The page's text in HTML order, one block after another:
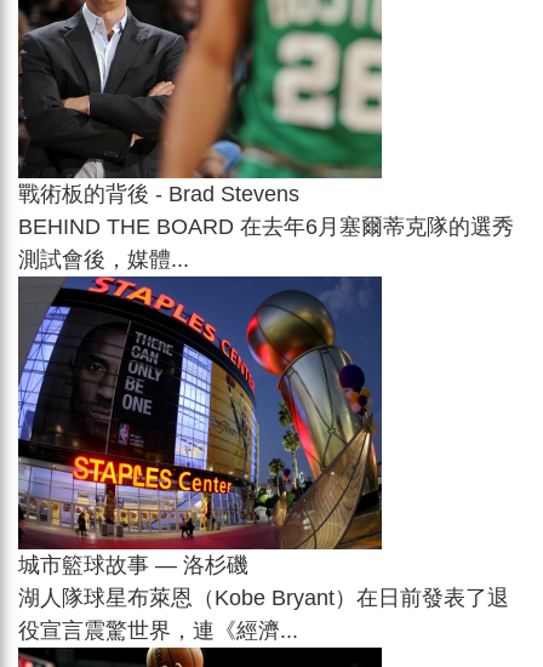
戰術板的背後 - Brad Stevens
BEHIND THE BOARD 在去年6月塞爾蒂克隊的選秀
測試會後，媒體...
城市籃球故事 — 洛杉磯
湖人隊球星布萊恩（Kobe Bryant）在日前發表了退
役宣言震驚世界，連《經濟...